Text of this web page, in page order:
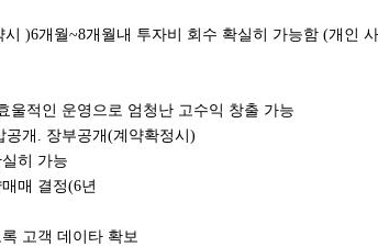
)6개월~8개월내 투자비 회수 확실히 가능함 (개인
울적인 운영으로 엄청난 고수익 창출 가능
개. 장부공개(계약확정시)
히 가능
매 결정(6년
고객 데이타 확보